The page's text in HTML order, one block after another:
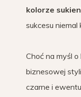
kolorze
sukcesu niemal
Choć na myśl
biznesowej
czarne i